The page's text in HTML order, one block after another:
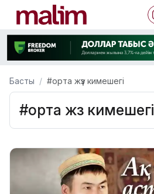
Басты #орта жүз кимешегі
#орта жүз кимешегі